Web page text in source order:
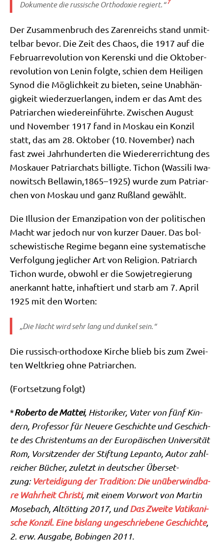
Doku­men­te die rus­si­sche Ortho­do­xie regiert.“
Der Zusam­men­bruch des Zaren­reichs stand unmit­
tel­bar bevor. Die Zeit des Cha­os, die 1917 auf die
Febru­ar­re­vo­lu­ti­on von Ker­en­ski und die Okto­ber­
re­vo­lu­ti­on von Lenin folg­te, schien dem Hei­li­gen
Syn­od die Mög­lich­keit zu bie­ten, sei­ne Unab­hän­
gig­keit wie­der­zu­er­lan­gen, indem er das Amt des
Patri­ar­chen wie­der­ein­führ­te. Zwi­schen August
und Novem­ber 1917 fand in Mos­kau ein Kon­zil
statt, das am 28. Okto­ber (10. Novem­ber) nach
fast zwei Jahr­hun­der­ten die Wie­der­errich­tung des
Mos­kau­er Patri­ar­chats bil­lig­te. Tichon (Was­si­li Iwa­
no­witsch Bellawin,1865–1925) wur­de zum Patri­ar­
chen von Mos­kau und ganz Ruß­land gewählt.
Die Illu­si­on der Eman­zi­pa­ti­on von der poli­ti­schen
Macht war jedoch nur von kur­zer Dau­er. Das bol­
sche­wi­sti­sche Regime begann eine syste­ma­ti­sche
Ver­fol­gung jeg­li­cher Art von Reli­gi­on. Patri­arch
Tichon wur­de, obwohl er die Sowjet­re­gie­rung
aner­kannt hat­te, inhaf­tiert und starb am 7. April
1925 mit den Worten:
„Die Nacht wird sehr lang und dun­kel sein.“
Die rus­sisch-ortho­do­xe Kir­che blieb bis zum Zwei­
ten Welt­krieg ohne Patriarchen.
(Fort­set­zung folgt)
*Rober­to de Mat­tei, Histo­ri­ker, Vater von fünf Kin­
dern, Pro­fes­sor für Neue­re Geschich­te und Geschich­
te des Chri­sten­tums an der Euro­päi­schen Uni­ver­si­tät
Rom, Vor­sit­zen­der der Stif­tung Lepan­to, Autor zahl­
rei­cher Bücher, zuletzt in deut­scher Über­set­
zung: Ver­tei­di­gung der Tra­di­ti­on: Die unüber­wind­ba­
re Wahr­heit Chri­sti, mit einem Vor­wort von Mar­tin
Mose­bach, Alt­öt­ting 2017, undDas Zwei­te Vati­ka­ni­
sche Kon­zil. Eine bis­lang unge­schrie­be­ne Geschich­te,
2. erw. Aus­ga­be, Bobin­gen 2011.